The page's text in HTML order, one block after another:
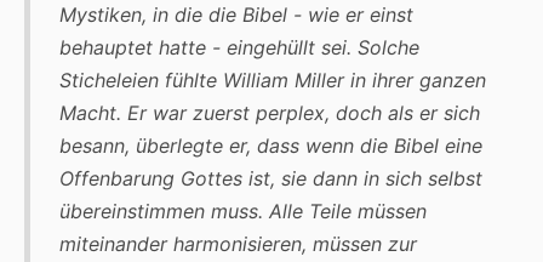
Mystiken, in die die Bibel - wie er einst
behauptet hatte - eingehüllt sei. Solche
Sticheleien fühlte William Miller in ihrer ganzen
Macht. Er war zuerst perplex, doch als er sich
besann, überlegte er, dass wenn die Bibel eine
Offenbarung Gottes ist, sie dann in sich selbst
übereinstimmen muss. Alle Teile müssen
miteinander harmonisieren, müssen zur